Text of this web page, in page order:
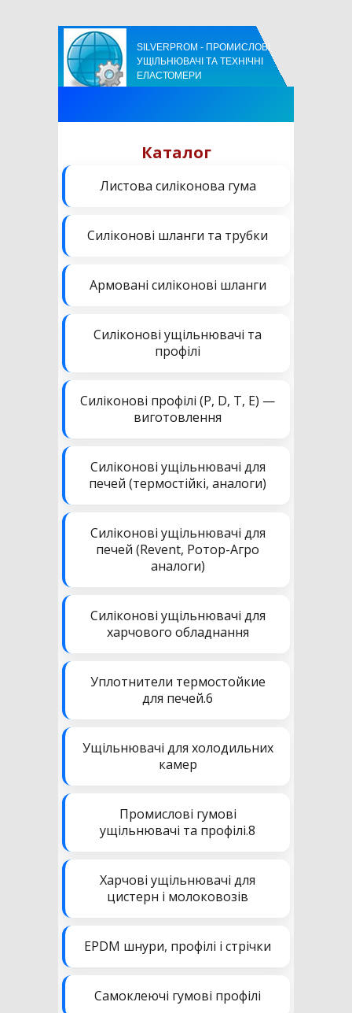
SILVERPROM - ПРОМИСЛОВІ
УЩІЛЬНЮВАЧІ ТА ТЕХНІЧНІ
ЕЛАСТОМЕРИ
Каталог
Листова силіконова гума
Силіконові шланги та трубки
Армовані силіконові шланги
Силіконові ущільнювачі та
профілі
Силіконові профілі (P, D, T, E) —
виготовлення
Силіконові ущільнювачі для
печей (термостійкі, аналоги)
Силіконові ущільнювачі для
печей (Revent, Ротор-Агро
аналоги)
Силіконові ущільнювачі для
харчового обладнання
Уплотнители термостойкие
для печей.6
Ущільнювачі для холодильних
камер
Промислові гумові
ущільнювачі та профілі.8
Харчові ущільнювачі для
цистерн і молоковозів
EPDM шнури, профілі і стрічки
Самоклеючі гумові профілі